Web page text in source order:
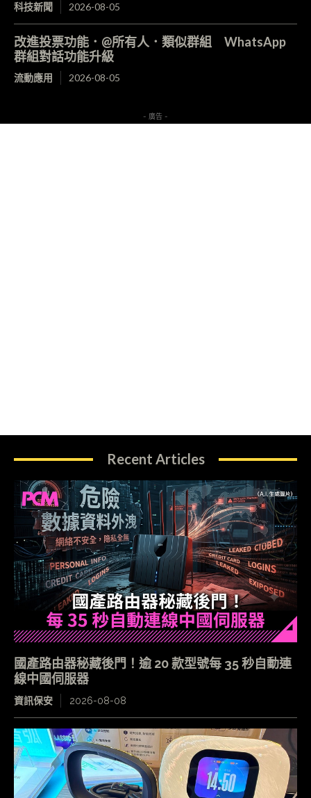
科技新聞 2026-08-05
改進投票功能．@所有人．類似群組 WhatsApp
群組對話功能升級
流動應用 2026-08-05
- 廣告 -
Recent Articles
國產路由器秘藏後門！逾 20 款型號每 35 秒自動連
線中國伺服器
資訊保安 2026-08-08